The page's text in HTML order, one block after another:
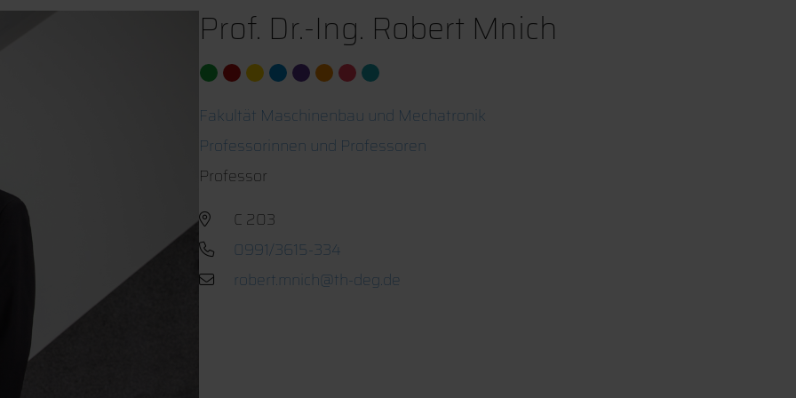
Prof. Dr.-Ing. Robert Mnich
Fakultät Maschinenbau und Mechatronik
Professorinnen und Professoren
Professor
C 203
0991/3615-334